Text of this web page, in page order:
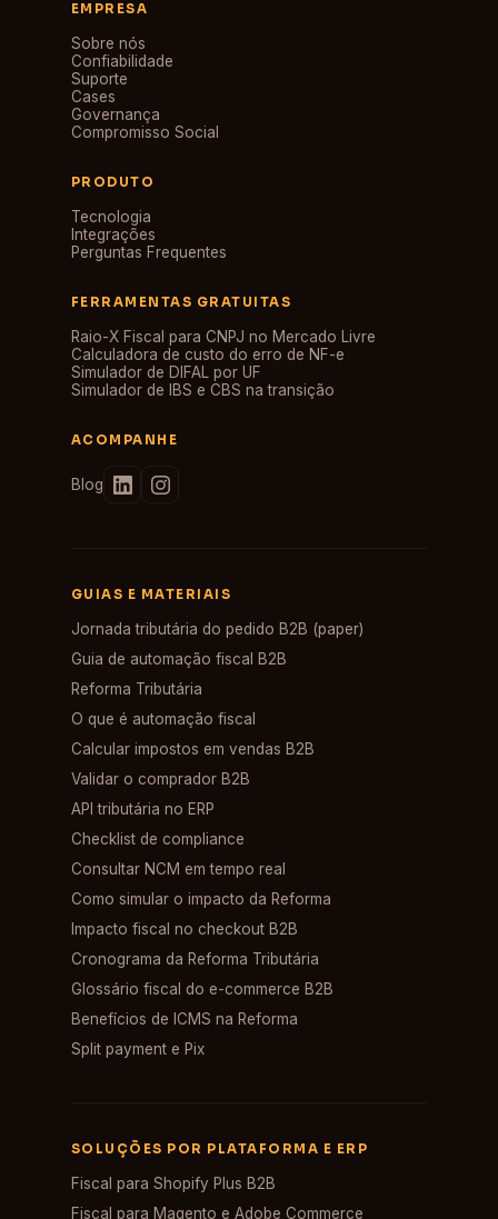
EMPRESA
Sobre nós
Confiabilidade
Suporte
Cases
Governança
Compromisso Social
PRODUTO
Tecnologia
Integrações
Perguntas Frequentes
FERRAMENTAS GRATUITAS
Raio-X Fiscal para CNPJ no Mercado Livre
Calculadora de custo do erro de NF-e
Simulador de DIFAL por UF
Simulador de IBS e CBS na transição
ACOMPANHE
Blog
GUIAS E MATERIAIS
Jornada tributária do pedido B2B (paper)
Guia de automação fiscal B2B
Reforma Tributária
O que é automação fiscal
Calcular impostos em vendas B2B
Validar o comprador B2B
API tributária no ERP
Checklist de compliance
Consultar NCM em tempo real
Como simular o impacto da Reforma
Impacto fiscal no checkout B2B
Cronograma da Reforma Tributária
Glossário fiscal do e-commerce B2B
Benefícios de ICMS na Reforma
Split payment e Pix
SOLUÇÕES POR PLATAFORMA E ERP
Fiscal para Shopify Plus B2B
Fiscal para Magento e Adobe Commerce